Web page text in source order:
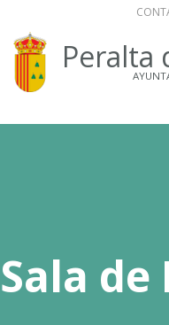
Peralta
Sala de